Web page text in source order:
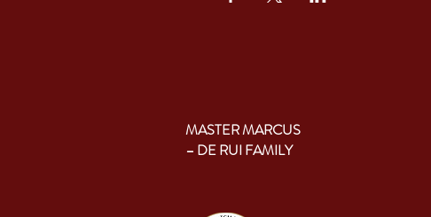
MASTER MARCUS
– DE RUI FAMILY